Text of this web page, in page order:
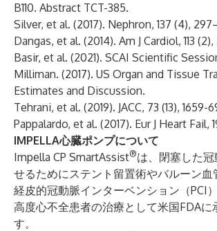
B110. Abstract TCT-385.
Silver, et al. (2017). Nephron, 137 (4),
Dangas, et al. (2014). Am J Cardiol, 113
Basir, et al. (2021). SCAI Scientific
Milliman. (2017). US Organ and Tissue
Estimates and Discussion.
Tehrani, et al. (2019). JACC, 73 (13), 1659-
Pappalardo, et al. (2017). Eur J Heart Fail,
IMPELLA心臓ポンプについて
Impella CP SmartAssist®は、閉塞した
せるためにステント留置術やバルーン血
経皮的冠動脈インターベンション（PCI
高度心不全患者の治療として米国FDAに
す。